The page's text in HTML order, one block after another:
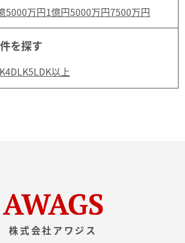
5000万円1億円5000万円7500万円
を探す
4DLK5LDK以上
株式会社アワジス